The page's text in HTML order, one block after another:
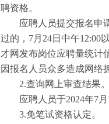
聘资格。
应聘人员提交报名申请
过的，7月24日中午12:00
才网发布岗位应聘量统计
因报名人员众多造成网络
2.查询网上审查结果。
应聘人员于2024年7月
3.免笔试资格认定。